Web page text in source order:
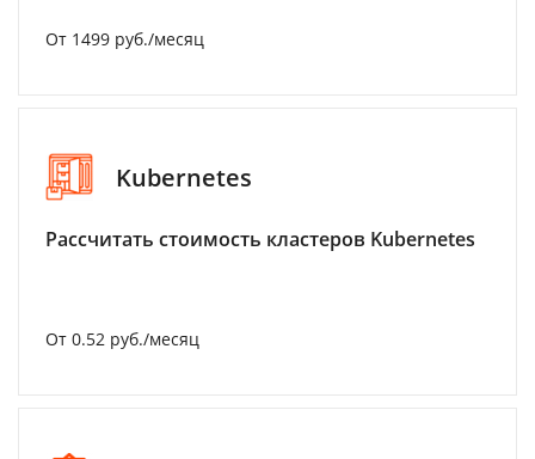
От 1499 руб./месяц
Kubernetes
Рассчитать стоимость кластеров Kubernetes
От 0.52 руб./месяц